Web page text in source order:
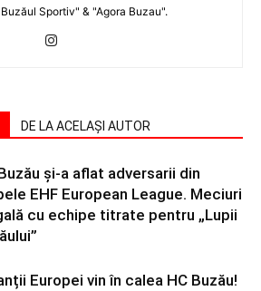
Sportiv" & "Agora Buzau".
DE LA ACELAȘI AUTOR
și-a aflat adversarii din
EHF European League. Meciuri
cu echipe titrate pentru „Lupii
Europei vin în calea HC Buzău!